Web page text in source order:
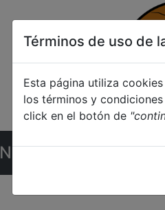
Noticias
Términos de uso de
Esta página utiliza
los términos y
click en el botón de